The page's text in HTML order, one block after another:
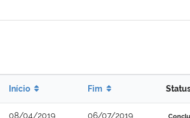
Início Fim
08/04/2019 06/07/2019